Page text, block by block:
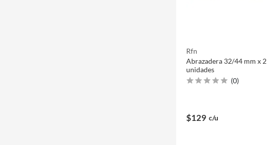
Rfn
Abrazadera 32/44 mm x 2
unidades
(0)
$129 c/u